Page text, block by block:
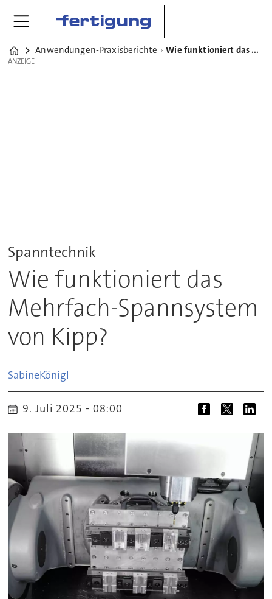
Home
Anwendungen-Praxisberichte Wie funktioniert das Mehrfach-Spannsystem von Kipp?
ANZEIGE
ANZEIGE
Spanntechnik
Wie funktioniert das
Mehrfach-Spannsystem
von Kipp?
SabineKönigl
9. Juli 2025 - 08:00